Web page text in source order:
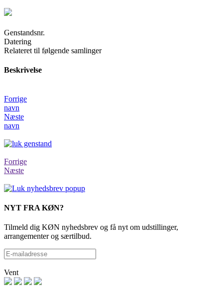
Genstandsnr.
Datering
Relateret til følgende samlinger
Beskrivelse
Forrige
navn
Næste
navn
Forrige
Næste
NYT FRA KØN?
Tilmeld dig KØN nyhedsbrev og få nyt om udstillinger,
arrangementer og særtilbud.
Vent